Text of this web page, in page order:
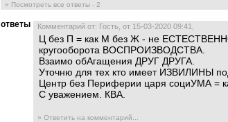
» Посмотреть все ответы - 2
ответы Комментарий от: Гость, от 15-03-2020 09:41,
Ц без П = как М без Ж - не
кругооборота ВОСПРОИЗВОДСТВА.
Взаимо обАгащения ДРУГ ДРУГА.
Уточню для тех кто имеет ИЗВИЛИНЫ
Центр без Периферии царя социУМА =
С уважением. КВА.
» Ответить на комментарий...